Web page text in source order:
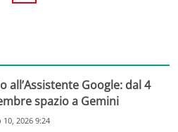
all’Assistente Google: dal 4
spazio a Gemini
10, 2026 9:24